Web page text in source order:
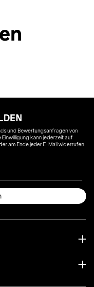
und Bewertungsanfragen von
kann jederzeit auf
am Ende jeder E-Mail widerrufen